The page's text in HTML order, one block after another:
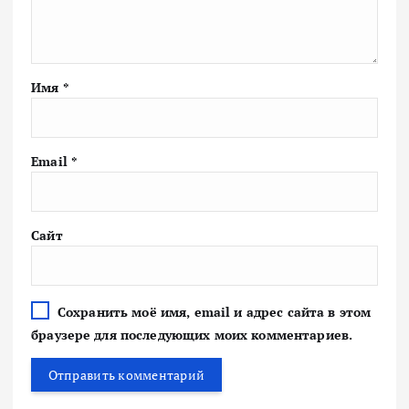
Имя *
Email *
Сайт
Сохранить моё имя, email и адрес сайта в этом
браузере для последующих моих комментариев.